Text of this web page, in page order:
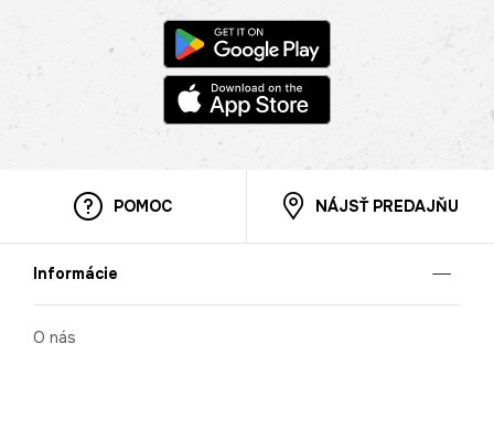
POMOC NÁJSŤ PREDAJŇU
Informácie
O nás